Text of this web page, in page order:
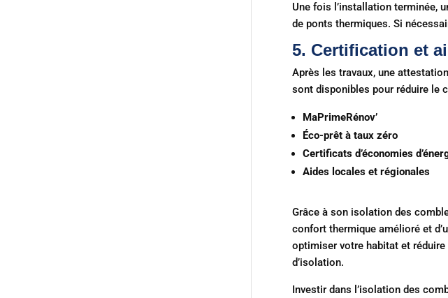
Une fois l’installation terminée,
de ponts thermiques. Si
5. Certification et
Après les travaux, une
sont disponibles pour réduire le
MaPrimeRénov’
Éco-prêt à taux zéro
Certificats d’économies
Aides locales et régionales
Grâce à son isolation des
confort thermique amélioré et
optimiser votre habitat et
d’isolation.
Investir dans l’isolation des